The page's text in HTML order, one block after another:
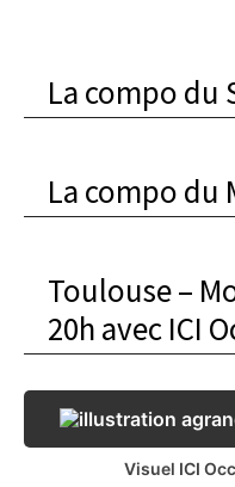
La compo du
La compo du
Toulouse –
20h avec ICI
Visuel ICI